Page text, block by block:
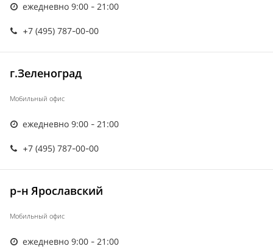
ежедневно 9:00 - 21:00
+7 (495) 787-00-00
г.Зеленоград
Мобильный офис
ежедневно 9:00 - 21:00
+7 (495) 787-00-00
р-н Ярославский
Мобильный офис
ежедневно 9:00 - 21:00